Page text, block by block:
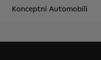
Konceptni Automobili